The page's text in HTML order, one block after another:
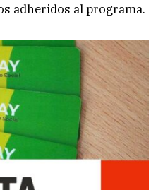
adheridos al programa.